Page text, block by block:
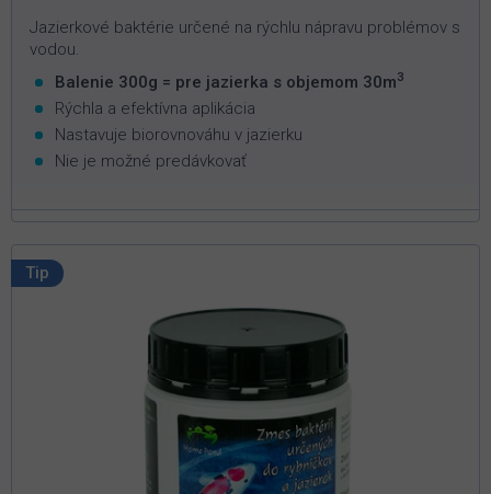
Jazierkové baktérie určené na rýchlu nápravu problémov s
vodou.
Balenie 300g = pre jazierka s objemom 30m3
Rýchla a efektívna aplikácia
Nastavuje biorovnováhu v jazierku
Nie je možné predávkovať
Tip